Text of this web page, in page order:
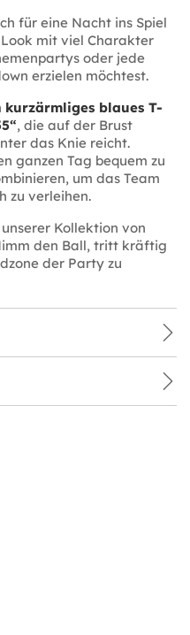
für eine Nacht ins Spiel
mit viel Charakter
oder jede
erzielen möchtest.
kurzärmliges blaues T-
, die auf der Brust
das Knie reicht.
ganzen Tag bequem zu
um das Team
zu verleihen.
Kollektion von
den Ball, tritt kräftig
der Party zu